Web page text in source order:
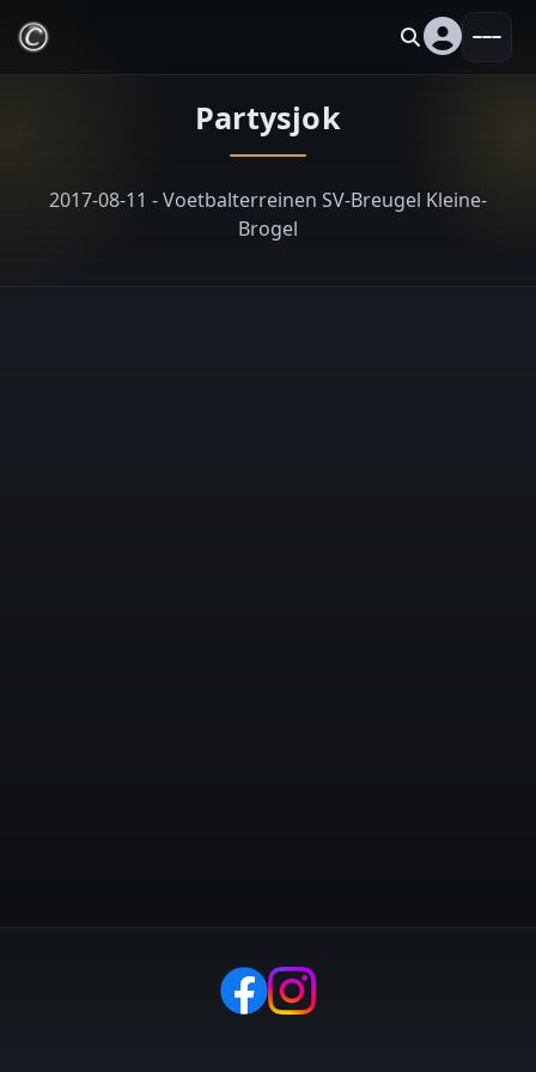
Partysjok
2017-08-11 - Voetbalterreinen SV-Breugel Kleine-
Brogel